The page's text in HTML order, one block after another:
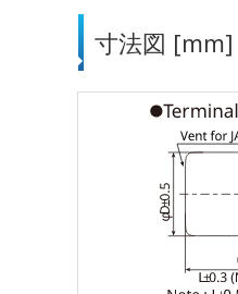
寸法図 [mm]